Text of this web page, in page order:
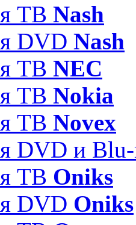
ТВ Nash
DVD Nash
ТВ NEC
ТВ Nokia
ТВ Novex
DVD и
ТВ Oniks
DVD Oniks